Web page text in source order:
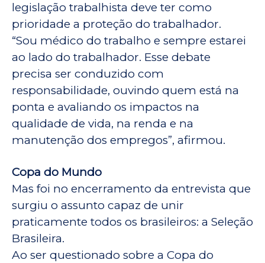
legislação trabalhista deve ter como
prioridade a proteção do trabalhador.
“Sou médico do trabalho e sempre estarei
ao lado do trabalhador. Esse debate
precisa ser conduzido com
responsabilidade, ouvindo quem está na
ponta e avaliando os impactos na
qualidade de vida, na renda e na
manutenção dos empregos”, afirmou.
Copa do Mundo
Mas foi no encerramento da entrevista que
surgiu o assunto capaz de unir
praticamente todos os brasileiros: a Seleção
Brasileira.
Ao ser questionado sobre a Copa do